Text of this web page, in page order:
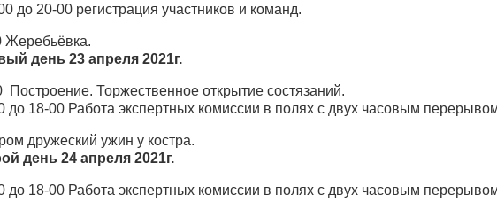
до 20-00 регистрация участников и команд.
Жеребьёвка.
день23апреля 2021г.
Построение. Торжественное открытие состязаний.
до 18-00 Работа экспертных комиссии в полях с двух часовым
дружеский ужин у костра.
день24 апреля 2021г.
до 18-00 Работа экспертных комиссии в полях с двух часовым